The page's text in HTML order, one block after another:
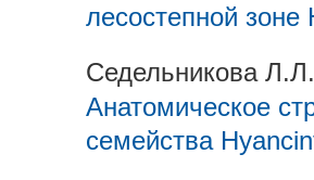
лесостепной
Седельникова Л.Л.
Анатомическое
семейства